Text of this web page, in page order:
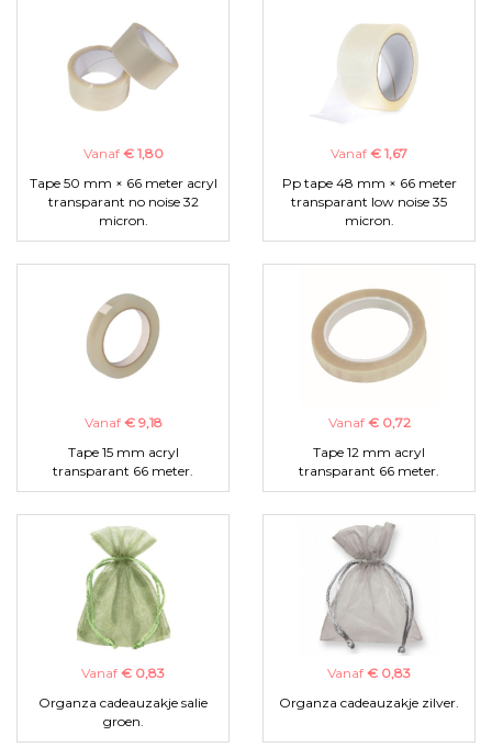
Vanaf € 1,80
Tape 50 mm × 66 meter acryl
transparant no noise 32
micron.
Vanaf € 1,67
Pp tape 48 mm × 66 meter
transparant low noise 35
micron.
Vanaf € 9,18
Tape 15 mm acryl
transparant 66 meter.
Vanaf € 0,72
Tape 12 mm acryl
transparant 66 meter.
Vanaf € 0,83
Organza cadeauzakje salie
groen.
Vanaf € 0,83
Organza cadeauzakje zilver.